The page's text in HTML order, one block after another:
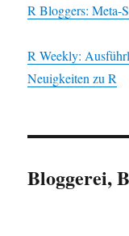
R Bloggers: Meta-
R Weekly:
Neuigkeiten zu R
Bloggerei,